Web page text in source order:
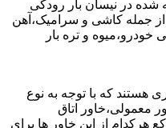
شده در نیسان بار رودکی
از جمله کاشی و سرامیک،آهن
خودرو،میوه و تره بار
هستند که با توجه به نوع
معمولی،خاور اتاق
هرکدام از این خاور ها برای